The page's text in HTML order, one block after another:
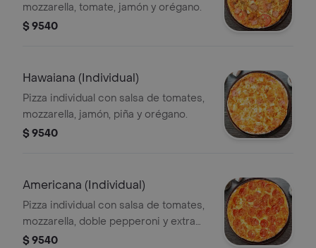
mozzarella, tomate, jamón y orégano.
$ 9540
Hawaiana (Individual)
Pizza individual con salsa de tomates,
mozzarella, jamón, piña y orégano.
$ 9540
Americana (Individual)
Pizza individual con salsa de tomates,
mozzarella, doble pepperoni y extra
queso.
$ 9540